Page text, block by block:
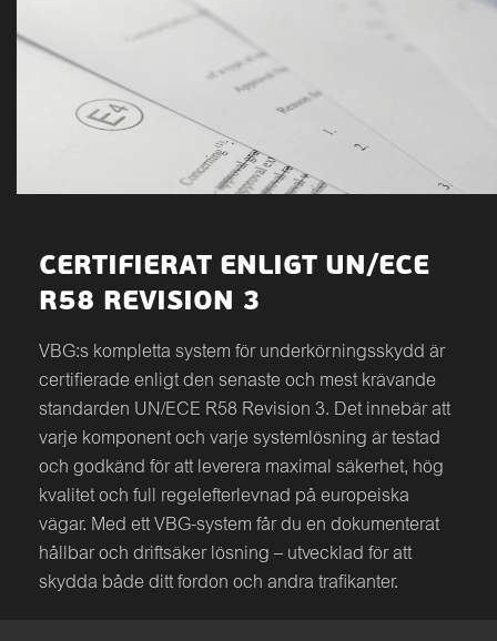
CERTIFIERAT ENLIGT UN/ECE
R58 REVISION 3
VBG:s kompletta system för underkörningsskydd är
certifierade enligt den senaste och mest krävande
standarden UN/ECE R58 Revision 3. Det innebär att
varje komponent och varje systemlösning är testad
och godkänd för att leverera maximal säkerhet, hög
kvalitet och full regelefterlevnad på europeiska
vägar. Med ett VBG-system får du en dokumenterat
hållbar och driftsäker lösning – utvecklad för att
skydda både ditt fordon och andra trafikanter.